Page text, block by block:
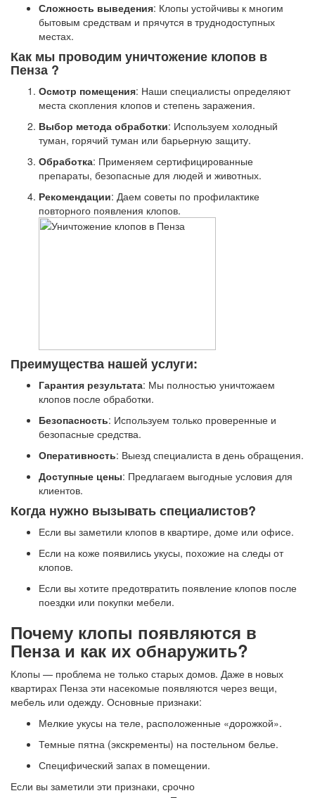
Сложность выведения: Клопы устойчивы к многим
бытовым средствам и прячутся в труднодоступных
местах.
Как мы проводим уничтожение клопов в
Пенза ?
Осмотр помещения: Наши специалисты определяют
места скопления клопов и степень заражения.
Выбор метода обработки: Используем холодный
туман, горячий туман или барьерную защиту.
Обработка: Применяем сертифицированные
препараты, безопасные для людей и животных.
Рекомендации: Даем советы по профилактике
повторного появления клопов.
Преимущества нашей услуги:
Гарантия результата: Мы полностью уничтожаем
клопов после обработки.
Безопасность: Используем только проверенные и
безопасные средства.
Оперативность: Выезд специалиста в день обращения.
Доступные цены: Предлагаем выгодные условия для
клиентов.
Когда нужно вызывать специалистов?
Если вы заметили клопов в квартире, доме или офисе.
Если на коже появились укусы, похожие на следы от
клопов.
Если вы хотите предотвратить появление клопов после
поездки или покупки мебели.
Почему клопы появляются в
Пенза и как их обнаружить?
Клопы — проблема не только старых домов. Даже в новых
квартирах Пенза эти насекомые появляются через вещи,
мебель или одежду. Основные признаки:
Мелкие укусы на теле, расположенные «дорожкой».
Темные пятна (экскременты) на постельном белье.
Специфический запах в помещении.
Если вы заметили эти признаки, срочно